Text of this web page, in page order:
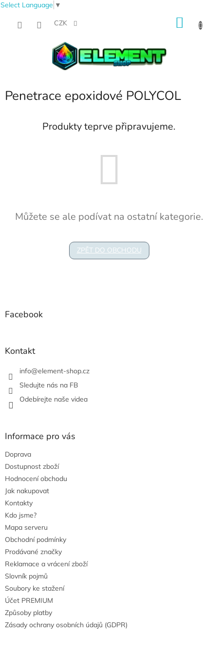
Select Language ▼
CZK
Penetrace epoxidové POLYCOL
Produkty teprve připravujeme.
Můžete se ale podívat na ostatní kategorie.
ZPĚT DO OBCHODU
Facebook
Kontakt
info@element-shop.cz
Sledujte nás na FB
Odebírejte naše videa
Informace pro vás
Doprava
Dostupnost zboží
Hodnocení obchodu
Jak nakupovat
Kontakty
Kdo jsme?
Mapa serveru
Obchodní podmínky
Prodávané značky
Reklamace a vrácení zboží
Slovník pojmů
Soubory ke stažení
Účet PREMIUM
Způsoby platby
Zásady ochrany osobních údajů (GDPR)